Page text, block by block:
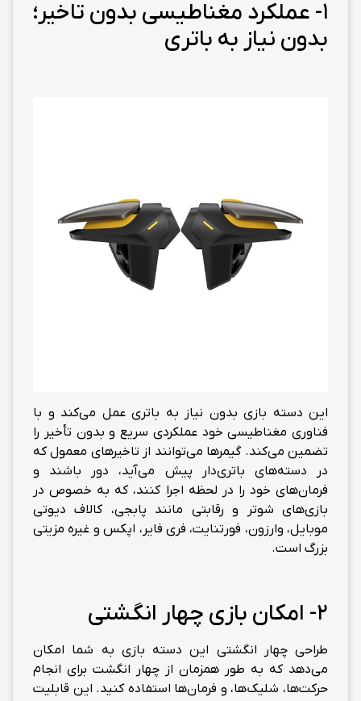
1- عملکرد مغناطیسی بدون تاخیر؛
بدون نیاز به باتری
این دسته بازی بدون نیاز به باتری عمل می‌کند و با
فناوری مغناطیسی خود عملکردی سریع و بدون تأخیر را
تضمین می‌کند. گیمرها می‌توانند از تاخیرهای معمول که
در دسته‌های باتری‌دار پیش می‌آید، دور باشند و
فرمان‌های خود را در لحظه اجرا کنند، که به خصوص در
بازی‌های شوتر و رقابتی مانند پابجی، کالاف دیوتی
موبایل، وارزون، فورتنایت، فری فایر، اپکس و غیره مزیتی
بزرگ است.
2- امکان بازی چهار انگشتی
طراحی چهار انگشتی این دسته بازی به شما امکان
می‌دهد که به طور همزمان از چهار انگشت برای انجام
حرکت‌ها، شلیک‌ها، و فرمان‌ها استفاده کنید. این قابلیت